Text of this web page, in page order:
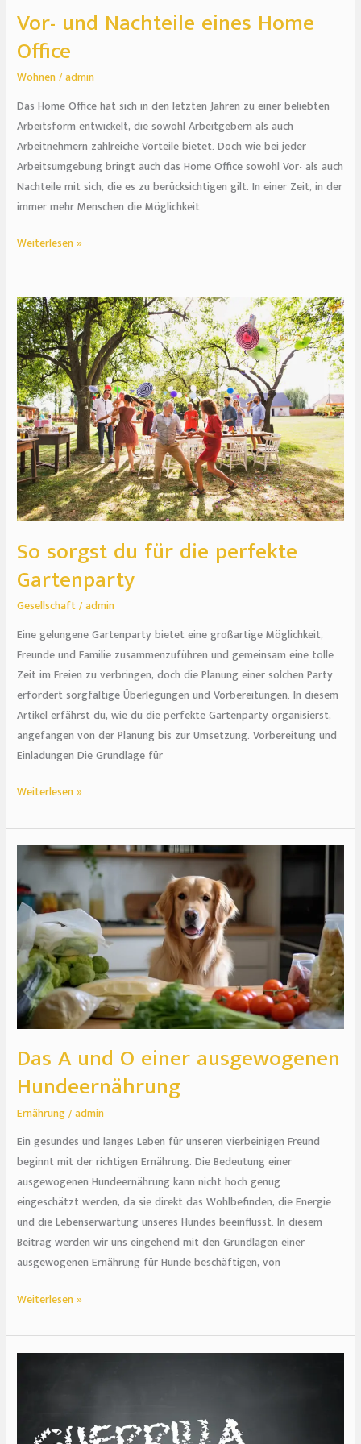
Vor- und Nachteile eines Home
Office
Wohnen/admin
Das Home Office hat sich in den letzten Jahren zu einer beliebten
Arbeitsform entwickelt, die sowohl Arbeitgebern als auch
Arbeitnehmern zahlreiche Vorteile bietet. Doch wie bei jeder
Arbeitsumgebung bringt auch das Home Office sowohl Vor- als auch
Nachteile mit sich, die es zu berücksichtigen gilt. In einer Zeit, in der
immer mehr Menschen die Möglichkeit
Weiterlesen »
So sorgst du für die perfekte
Gartenparty
Gesellschaft/admin
Eine gelungene Gartenparty bietet eine großartige Möglichkeit,
Freunde und Familie zusammenzuführen und gemeinsam eine tolle
Zeit im Freien zu verbringen, doch die Planung einer solchen Party
erfordert sorgfältige Überlegungen und Vorbereitungen. In diesem
Artikel erfährst du, wie du die perfekte Gartenparty organisierst,
angefangen von der Planung bis zur Umsetzung. Vorbereitung und
Einladungen Die Grundlage für
So
sorgst
du
für
die
perfekte
Gartenparty
Weiterlesen »
Das A und O einer ausgewogenen
Hundeernährung
Ernährung/admin
Ein gesundes und langes Leben für unseren vierbeinigen Freund
beginnt mit der richtigen Ernährung. Die Bedeutung einer
ausgewogenen Hundeernährung kann nicht hoch genug
eingeschätzt werden, da sie direkt das Wohlbefinden, die Energie
und die Lebenserwartung unseres Hundes beeinflusst. In diesem
Beitrag werden wir uns eingehend mit den Grundlagen einer
ausgewogenen Ernährung für Hunde beschäftigen, von
Das
und
O
einer
ausgewogenen
Hundeernährung
Weiterlesen »